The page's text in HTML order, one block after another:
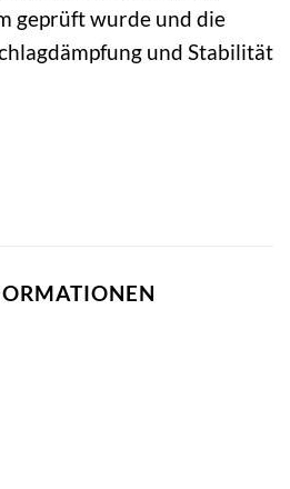
geprüft wurde und die
und Stabilität